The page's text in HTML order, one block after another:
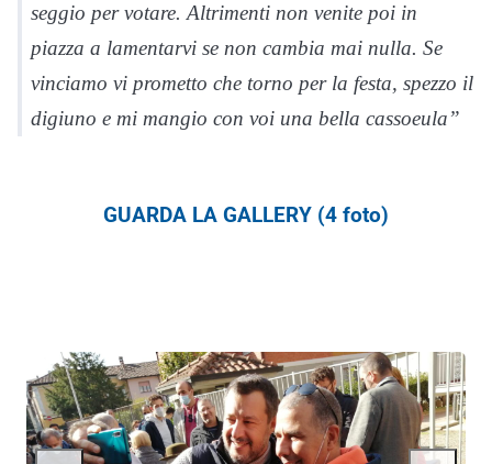
seggio per votare. Altrimenti non venite poi in
piazza a lamentarvi se non cambia mai nulla. Se
vinciamo vi prometto che torno per la festa, spezzo il
digiuno e mi mangio con voi una bella cassoeula”
GUARDA LA GALLERY (4 foto)